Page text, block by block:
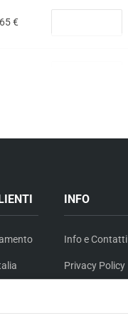
€
€
INFO
Info e Contatti
Privacy Policy